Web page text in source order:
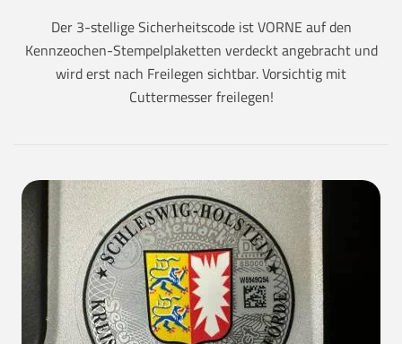
Der 3-stellige Sicherheitscode ist VORNE auf den
Kennzeochen-Stempelplaketten verdeckt angebracht und
wird erst nach Freilegen sichtbar. Vorsichtig mit
Cuttermesser freilegen!